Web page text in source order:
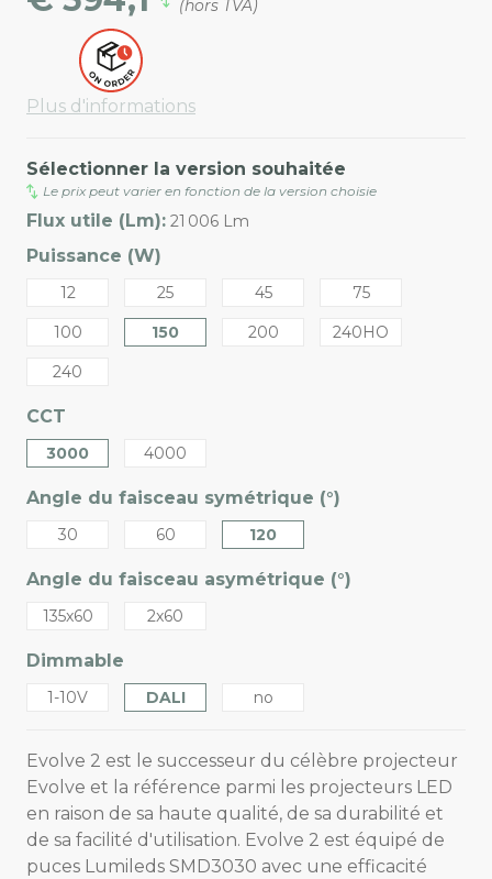
(hors TVA)
Plus d'informations
Sélectionner la version souhaitée
Le prix peut varier en fonction de la version choisie
Flux utile (Lm): 21 006 Lm
Puissance (W)
12 25 45
75
100
150 200
240HO
240
CCT
3000 4000
Angle du faisceau symétrique (°)
30 60 120
Angle du faisceau asymétrique (°)
135x60 2x60
Dimmable
1-10V DALI no
Evolve 2 est le successeur du célèbre projecteur
Evolve et la référence parmi les projecteurs LED
en raison de sa haute qualité, de sa durabilité et
de sa facilité d'utilisation. Evolve 2 est équipé de
puces Lumileds SMD3030 avec une efficacité